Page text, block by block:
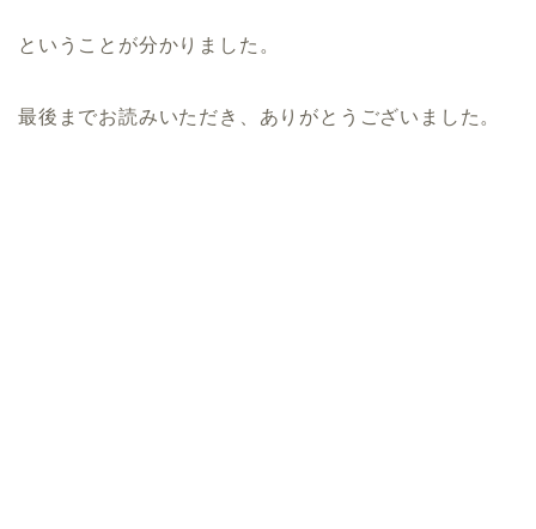
ということが分かりました。
最後までお読みいただき、ありがとうございました。